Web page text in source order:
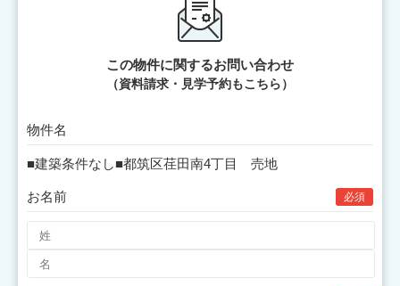
この物件に関するお問い合わせ
（資料請求・見学予約もこちら）
物件名
お名前 必須